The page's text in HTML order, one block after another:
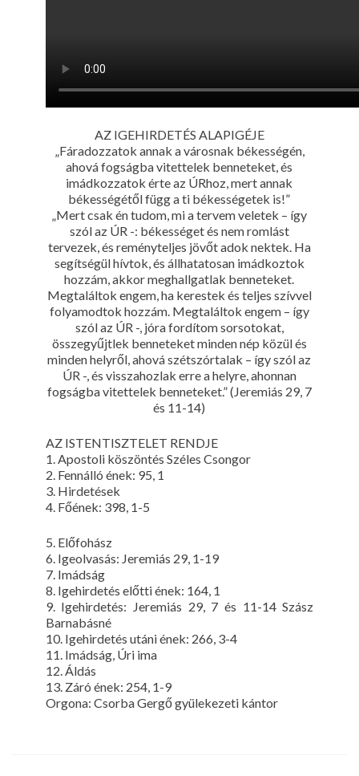
AZ IGEHIRDETÉS ALAPIGÉJE
„Fáradozzatok annak a városnak békességén,
ahová fogságba vitettelek benneteket, és
imádkozzatok érte az ÚRhoz, mert annak
békességétől függ a ti békességetek is!”
„Mert csak én tudom, mi a tervem veletek – így
szól az ÚR -: békességet és nem romlást
tervezek, és reményteljes jövőt adok nektek. Ha
segítségül hívtok, és állhatatosan imádkoztok
hozzám, akkor meghallgatlak benneteket.
Megtaláltok engem, ha kerestek és teljes szívvel
folyamodtok hozzám. Megtaláltok engem – így
szól az ÚR -, jóra fordítom sorsotokat,
összegyűjtlek benneteket minden nép közül és
minden helyről, ahová szétszórtalak – így szól az
ÚR -, és visszahozlak erre a helyre, ahonnan
fogságba vitettelek benneteket.” (Jeremiás 29, 7
és 11-14)
AZ ISTENTISZTELET RENDJE
1. Apostoli köszöntés Széles Csongor
2. Fennálló ének: 95, 1
3. Hirdetések
4. Főének: 398, 1-5
5. Előfohász
6. Igeolvasás: Jeremiás 29, 1-19
7. Imádság
8. Igehirdetés előtti ének: 164, 1
9. Igehirdetés: Jeremiás 29, 7 és 11-14 Szász
Barnabásné
10. Igehirdetés utáni ének: 266, 3-4
11. Imádság, Úri ima
12. Áldás
13. Záró ének: 254, 1-9
Orgona: Csorba Gergő gyülekezeti kántor